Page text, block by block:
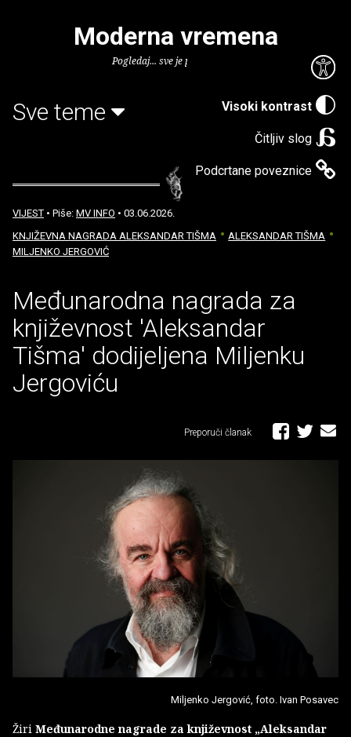
Visoki kontrast
Čitljiv slog
Podcrtane poveznice
Moderna vremena
Pogledaj... sve je puno knjiga.
Sve teme
VIJEST • Piše: MV INFO • 03.06.2026.
KNJIŽEVNA NAGRADA ALEKSANDAR TIŠMA
ALEKSANDAR TIŠMA
MILJENKO JERGOVIĆ
Međunarodna nagrada za
književnost 'Aleksandar
Tišma' dodijeljena Miljenku
Jergoviću
Preporuči članak
Miljenko Jergović, foto. Ivan Posavec
Žiri Međunarodne nagrade za književnost „Aleksandar